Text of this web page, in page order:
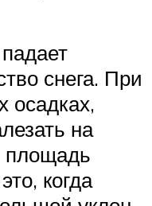
снега. При
осадках,
на
площадь
когда